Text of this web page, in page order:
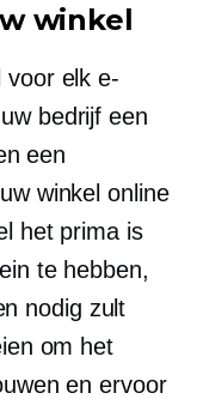
winkel
voor elk e-
bedrijf een
een
winkel online
het prima is
te hebben,
nodig zult
om het
en ervoor